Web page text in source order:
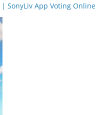
| SonyLiv App Voting Online